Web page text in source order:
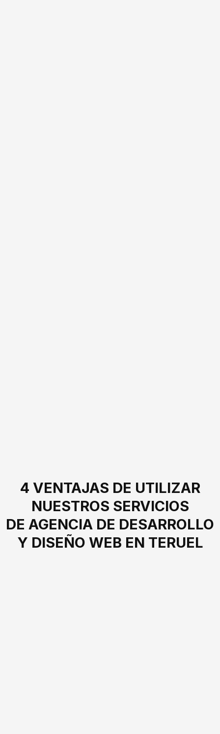
4 VENTAJAS DE UTILIZAR
NUESTROS SERVICIOS
DE AGENCIA DE DESARROLLO
Y DISEÑO WEB EN TERUEL